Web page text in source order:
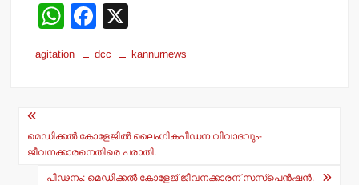
W
at
p
p
F
c
o
o
agitation dcc kannurnews
Post
navigation
മെഡിക്കല്‍ കോളേജില്‍ ലൈംഗികപീഡന വിവാദവും-
ജീവനക്കാരനെതിരെ പരാതി.
പീഢനം: മെഡിക്കല്‍ കോളേജ് ജീവനക്കാരന് സസ്‌പെന്‍ഷന്‍.